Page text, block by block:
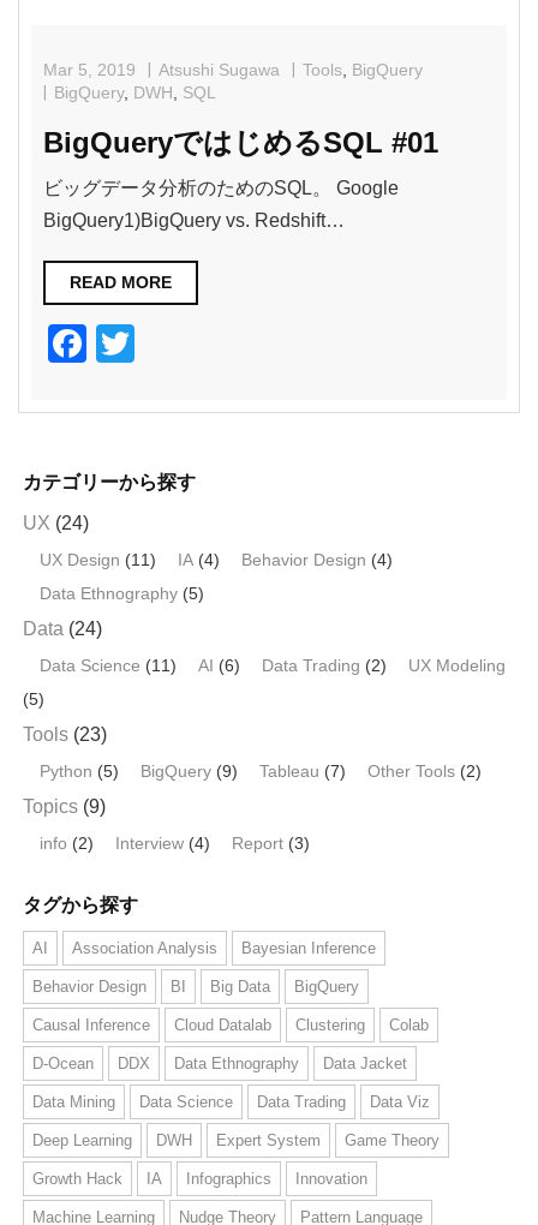
Mar 5, 2019 Atsushi Sugawa Tools BigQuery
BigQuery, DWH SQL
BigQueryではじめるSQL #01
ビッグデータ分析のためのSQL。 Google
BigQuery1)BigQuery vs. Redshift…
READ MORE
F
c
b
o
o
k
tt
カテゴリーから探す
UX (24)
UX Design (11) IA (4) Behavior Design (4)
Data Ethnography (5)
Data (24)
Data Science (11) AI (6) Data Trading (2)
UX Modeling
(5)
Tools (23)
Python (5) BigQuery (9) Tableau (7) Other Tools (2)
Topics (9)
info (2) Interview (4) Report (3)
タグから探す
AI Association Analysis Bayesian Inference
Behavior Design BI Big Data BigQuery
Causal Inference Cloud Datalab Clustering Colab
D-Ocean DDX Data Ethnography Data Jacket
Data Mining Data Science Data Trading Data Viz
Deep Learning DWH Expert System Game Theory
Growth Hack IA Infographics Innovation
Machine Learning Nudge Theory Pattern Language